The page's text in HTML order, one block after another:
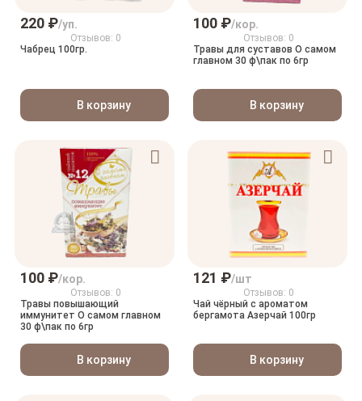
220 ₽/уп.
Отзывов: 0
Чабрец 100гр.
В корзину
100 ₽/кор.
Отзывов: 0
Травы для суставов О самом
главном 30 ф\пак по 6гр
В корзину
100 ₽/кор.
Отзывов: 0
Травы повышающий
иммунитет О самом главном
30 ф\пак по 6гр
В корзину
121 ₽/шт
Отзывов: 0
Чай чёрный с ароматом
бергамота Азерчай 100гр
В корзину